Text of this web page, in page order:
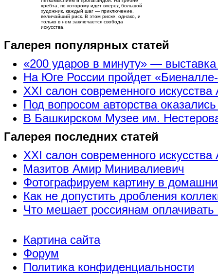
хребта, по которому идет вперед большой
художник, каждый шаг — приключение,
величайший риск. В этом риске, однако, и
только в нем заключается свобода
искусства.
Галерея популярных статей
«200 ударов в минуту» —
На Юге России пройдет
XXI салон современного искусства
Под вопросом авторства
В Башкирском Музее им.
Галерея последних статей
XXI салон современного искусства
Мазитов Амир Минивалиевич
Фотографируем картину в
Как не допустить дробления
Что мешает россиянам
Картина сайта
Форум
Политика конфиденциальности